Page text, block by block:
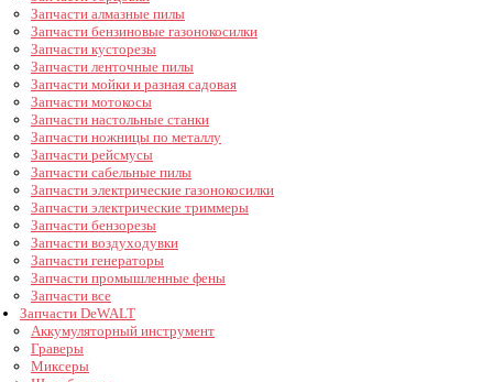
Запчасти алмазные пилы
Запчасти бензиновые газонокосилки
Запчасти кусторезы
Запчасти ленточные пилы
Запчасти мойки и разная садовая
Запчасти мотокосы
Запчасти настольные станки
Запчасти ножницы по металлу
Запчасти рейсмусы
Запчасти сабельные пилы
Запчасти электрические газонокосилки
Запчасти электрические триммеры
Запчасти бензорезы
Запчасти воздуходувки
Запчасти генераторы
Запчасти промышленные фены
Запчасти все
Запчасти DeWALT
Аккумуляторный инструмент
Граверы
Миксеры